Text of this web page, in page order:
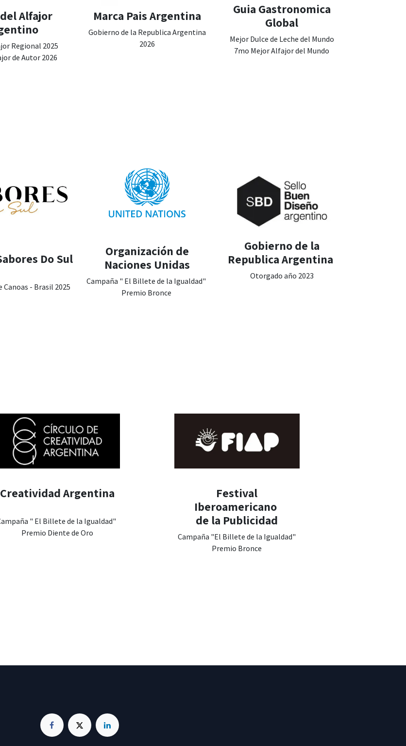
Marca Pais Argentina
Gobierno de la Republica Argentina
2026
Alfajor
Regional 2025
de Autor 2026
Guia Gastronomica
Global
Mejor Dulce de Leche del Mundo
7mo Mejor Alfajor del Mundo
Do Sul
Canoas - Brasil 2025
Organización de
Naciones Unidas
Campaña " El Billete de la Igualdad"
Premio Bronce
Gobierno de la
Republica Argentina
Otorgado año 2023
Creatividad Argentina
" El Billete de la Igualdad"
Premio Diente de Oro
Festival
Iberoamericano
de la Publicidad
Campaña "El Billete de la Igualdad"
Premio Bronce